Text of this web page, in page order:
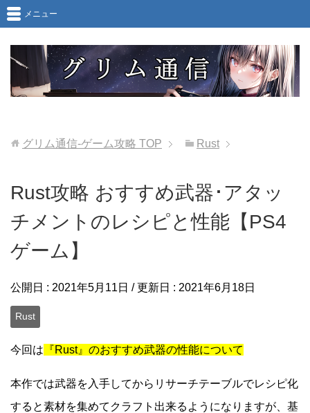
メニュー
グリム通信-ゲーム攻略 TOP Rust
Rust攻略 おすすめ武器･アタッ
チメントのレシピと性能【PS4
ゲーム】
公開日 : 2021年5月11日 / 更新日 : 2021年6月18日
Rust
今回は 『Rust』のおすすめ武器の性能について
本作では武器を入手してからリサーチテーブルでレシピ化
すると素材を集めてクラフト出来るようになりますが、基